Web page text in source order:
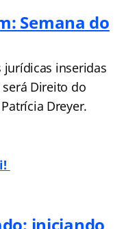
Semana do
jurídicas inseridas
Direito do
Dreyer.